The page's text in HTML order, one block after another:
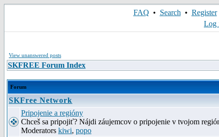
FAQ • Search • Register
Log
View unanswered posts
SKFREE Forum Index
Forum
SKFree Network
Pripojenie a regióny
Chceš sa pripojiť? Nájdi záujemcov o pripojenie v tvojom
Moderators kiwi, popo